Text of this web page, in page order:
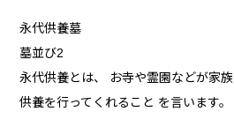
永代供養墓
墓並び2
永代供養とは、 お寺や霊園などが家
供養を行ってくれること を言います。